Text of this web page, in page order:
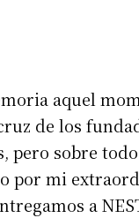
aquel
de los
pero sobre
por mi
a